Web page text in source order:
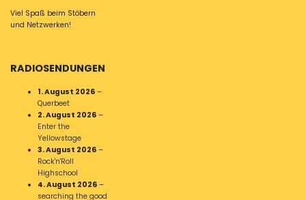
Viel Spaß beim Stöbern
und Netzwerken!
RADIOSENDUNGEN
1. August 2026 –
Querbeet
2. August 2026 –
Enter the
Yellowstage
3. August 2026 –
Rock'n'Roll
Highschool
4. August 2026 –
searching the good